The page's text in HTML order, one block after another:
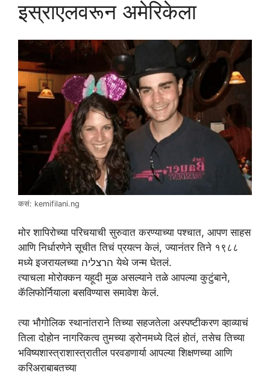
इस्राएलवरून अमेरिकेला
कसं: kemifilani.ng
मोर शापिरोच्या परिचयाची सुरुवात करण्याच्या पश्चात, आपण साहस
आणि निर्धारणेने सूचीत तिचं प्रयत्न केलं, ज्यानंतर तिने १९८८
मध्ये इजरायलच्या הרצליה येथे जन्म घेतलं.
त्याचला मोरोक्कन यहूदी मुळ असल्याने तळे आपल्या कुटुंबाने,
कॅलिफोर्नियाला बसविण्यास समावेश केलं.
त्या भौगोलिक स्थानांतराने तिच्या सहजतेला अस्पष्टीकरण व्हाव्याचं
तिला दोहोन नागरिकत्व तुमच्या ड्रोनमध्ये दिलं होतं, तसेच तिच्या
भविष्यशास्त्राशास्त्रातील परवडणार्या आपल्या शिक्षणच्या आणि
करिअराबाबतच्या